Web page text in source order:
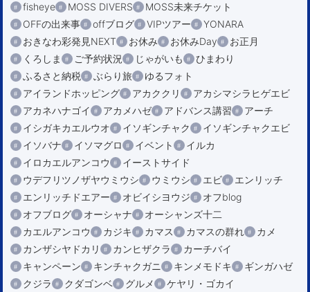
fisheye
MOSS DIVERS
MOSS未来チケット
OFFの出来事
offブログ VIPツアー
YONARA
おきなわ彩発見NEXT
お休み お休みDay
お正月
くろしま
ご予約状況 じゃがいも
ひまわり
ふるさと納税
ぶらり旅
ゆるフォト
アイランドホッピング
アカククリ
アカシマシラヒゲエビ
アカネハナゴイ
アカメハゼ アドバンス講習
アーチ
イシガキカエルウオ
イソギンチャク
イソギンチャクエビ
イソバナ
イソマグロ イベント
イルカ
イロカエルアンコウ
イーストサイド
ウデフリツノザヤウミウシ
ウミウシ エビ
エンリッチ
エンリッチドエアー
オビイシヨウジ
オフblog
オフブログ
オーシャナ
オーシャンズ十二
カエルアンコウ
カジキ カマス カマスの群れ
カメ
カンザシヤドカリ
カンヒザクラ
カーチバイ
キャンペーン
キンチャクガニ キンメモドキ
ギンガハゼ
クジラ
クダゴンベ グルメ
ケヤリ・ゴカイ